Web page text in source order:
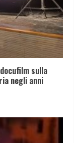
sulla
negli anni